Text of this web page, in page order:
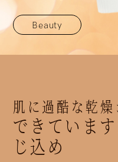
Beauty
肌に過酷な乾
できていま
じ込め